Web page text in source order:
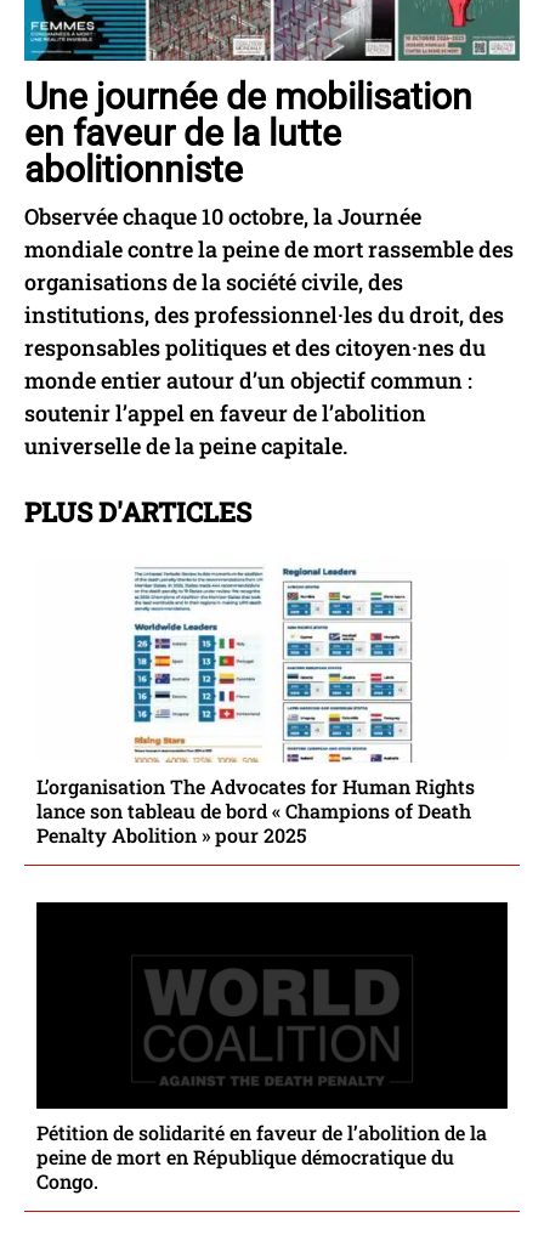
Une journée de mobilisation
en faveur de la lutte
abolitionniste
Observée chaque 10 octobre, la Journée
mondiale contre la peine de mort rassemble des
organisations de la société civile, des
institutions, des professionnel·les du droit, des
responsables politiques et des citoyen·nes du
monde entier autour d’un objectif commun :
soutenir l’appel en faveur de l’abolition
universelle de la peine capitale.
PLUS D'ARTICLES
L’organisation The Advocates for Human Rights
lance son tableau de bord « Champions of Death
Penalty Abolition » pour 2025
Pétition de solidarité en faveur de l’abolition de la
peine de mort en République démocratique du
Congo.